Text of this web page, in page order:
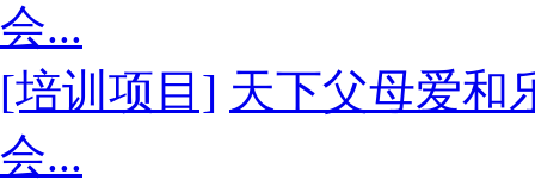
会...
[培训项目] 天下父母爱和
会...